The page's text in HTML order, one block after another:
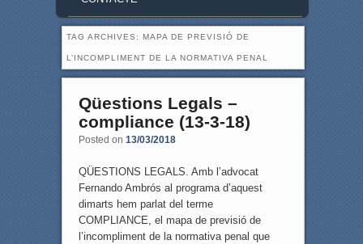
TAG ARCHIVES: MAPA DE PREVISIÓ DE
L’INCOMPLIMENT DE LA NORMATIVA PENAL
Qüestions Legals –
compliance (13-3-18)
Posted on 13/03/2018
QÜESTIONS LEGALS. Amb l’advocat
Fernando Ambrós al programa d’aquest
dimarts hem parlat del terme
COMPLIANCE, el mapa de previsió de
l’incompliment de la normativa penal que